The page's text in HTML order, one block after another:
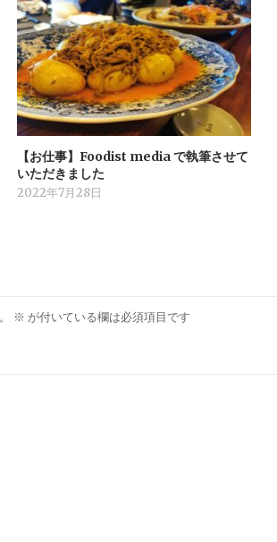
【お仕事】Foodist media で執筆させて
いただきました
2022年7月28日
※ が付いている欄は必須項目です